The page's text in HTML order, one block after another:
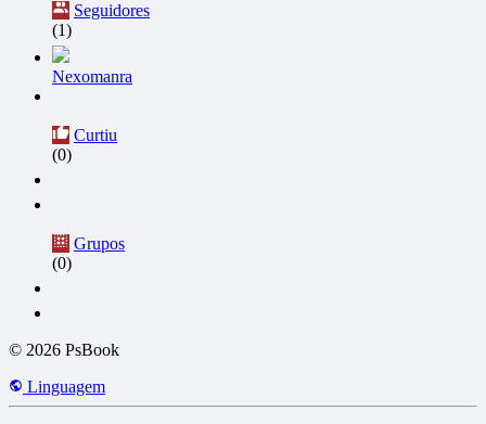
Seguidores
(1)
Nexomanra
Curtiu
(0)
Grupos
(0)
© 2026 PsBook
Linguagem